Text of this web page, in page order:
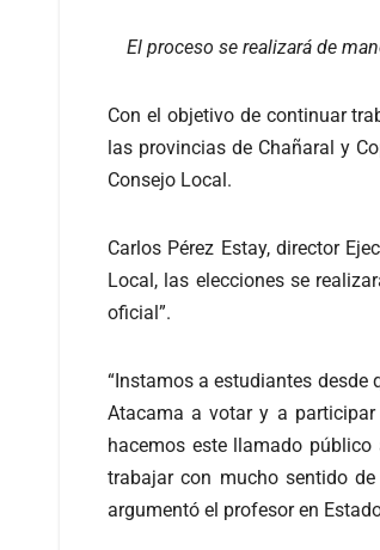
El proceso se realizará de
Con el objetivo de continuar
las provincias de Chañaral y
Consejo Local.
Carlos Pérez Estay, director
Local, las elecciones se
oficial”.
“Instamos a estudiantes desde
Atacama a votar y a participar
hacemos este llamado
trabajar con mucho sentido
argumentó el profesor en